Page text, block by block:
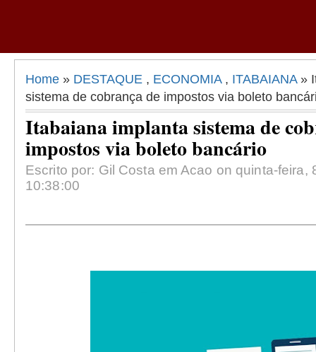
Home » DESTAQUE , ECONOMIA, ITABAIANA»
sistema de cobrança de impostos via boleto
Itabaiana implanta sistema de
impostos via boleto bancário
Escrito por: Gil Costa em Acao on quinta-feira,
10:38:00